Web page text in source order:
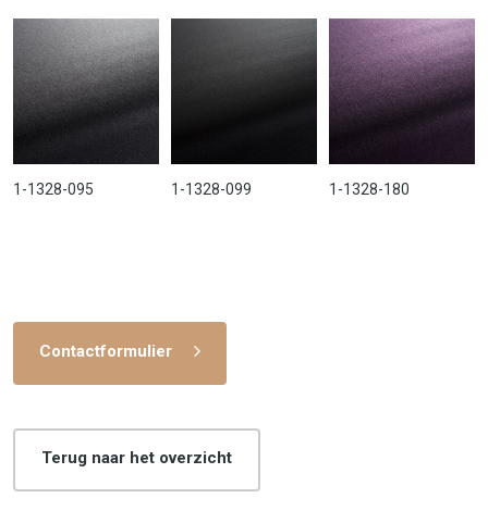
1-1328-095 1-1328-099 1-1328-180
Contactformulier
Terug naar het overzicht